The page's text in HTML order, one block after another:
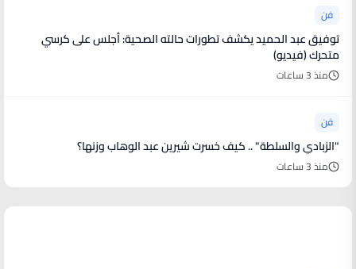
فن
توفيق عبد الحميد يكشف تطورات حالته الصحية: أجلس على كرسي
متحرك (فيديو)
منذ 3 ساعات
فن
"الزبادي والسلطة" .. كيف خسرت شيرين عبد الوهاب وزنها؟
منذ 3 ساعات